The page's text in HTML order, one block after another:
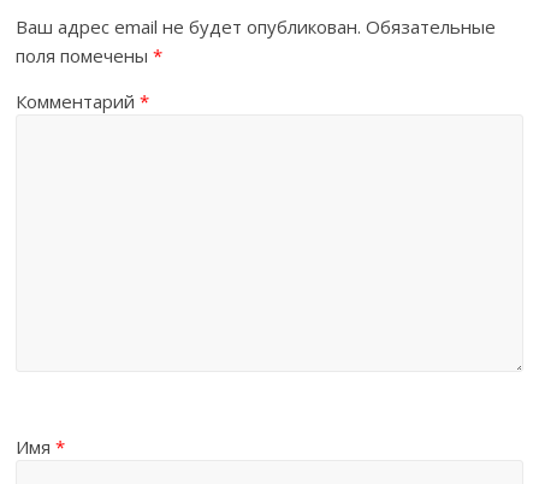
Ваш адрес email не будет опубликован. Обязательные
поля помечены*
Комментарий*
Имя*